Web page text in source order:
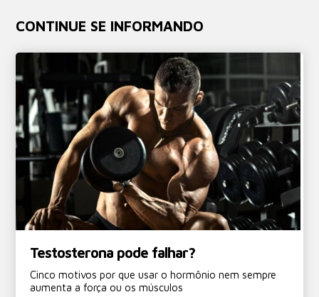
CONTINUE SE INFORMANDO
Testosterona pode falhar?
Cinco motivos por que usar o hormônio nem sempre
aumenta a força ou os músculos